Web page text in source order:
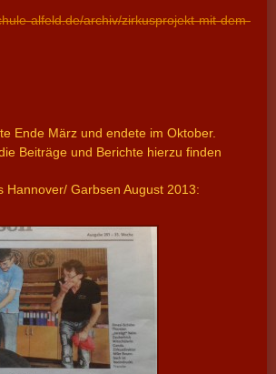
alfeld.de/archiv/zirkusprojekt-mit-dem-
Ende März und endete im Oktober.
Beiträge und Berichte hierzu finden
Hannover/ Garbsen August 2013: